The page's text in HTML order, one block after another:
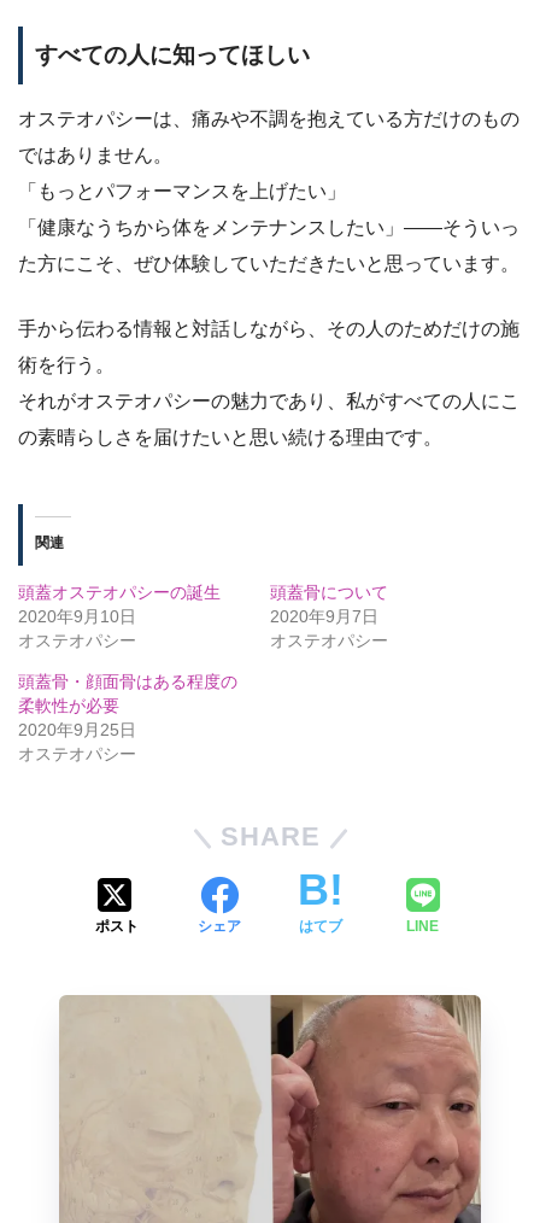
すべての人に知ってほしい
オステオパシーは、痛みや不調を抱えている方だけのもの
ではありません。
「もっとパフォーマンスを上げたい」
「健康なうちから体をメンテナンスしたい」——そういっ
た方にこそ、ぜひ体験していただきたいと思っています。
手から伝わる情報と対話しながら、その人のためだけの施
術を行う。
それがオステオパシーの魅力であり、私がすべての人にこ
の素晴らしさを届けたいと思い続ける理由です。
関連
頭蓋オステオパシーの誕生
2020年9月10日
オステオパシー
頭蓋骨について
2020年9月7日
オステオパシー
頭蓋骨・顔面骨はある程度の
柔軟性が必要
2020年9月25日
オステオパシー
SHARE
ポスト シェア はてブ LINE